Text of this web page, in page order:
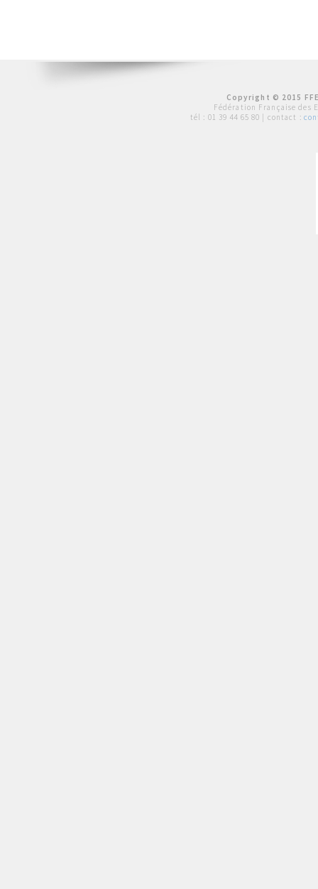
Copyright © 2015
Fédération Française des
tél : 01 39 44 65 80 | contact :